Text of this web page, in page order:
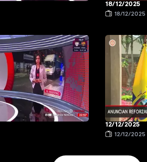
18/12/2025
18/12/2025
12/12/2025
12/12/2025